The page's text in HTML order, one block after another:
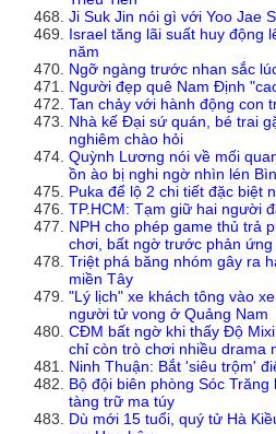
Ji Suk Jin nói gì với Yoo Jae
Israel tăng lãi suất huy động
năm
Ngỡ ngàng trước nhan sắc
Người đẹp quê Nam Định
Tan chảy với hành động con
Nhà kế Đại sứ quán, bé trai
nghiêm chào hỏi
Quỳnh Lương nói về mối
ồn ào bị nghi ngờ nhìn lén
Puka để lộ 2 chi tiết đặc biệt
TP.HCM: Tạm giữ hai người
NPH cho phép game thủ trả
chơi, bất ngờ trước phản ứng
Triệt phá băng nhóm gây ra
miền Tây
"Lý lịch" xe khách tông vào
người tử vong ở Quảng Nam
CĐM bất ngờ khi thấy Độ
chỉ còn trò chơi nhiều drama
Ninh Thuận: Bắt 'siêu trộm'
Bộ đội biên phòng Sóc
tàng trữ ma túy
Dù mới 15 tuổi, quý tử Hà